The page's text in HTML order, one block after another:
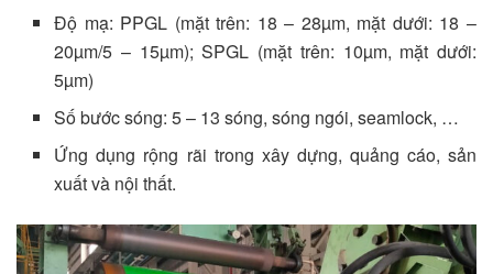
Độ mạ: PPGL (mặt trên: 18 – 28µm, mặt dưới: 18 –
20µm/5 – 15µm); SPGL (mặt trên: 10µm, mặt dưới:
5µm)
Số bước sóng: 5 – 13 sóng, sóng ngói, seamlock, …
Ứng dụng rộng rãi trong xây dựng, quảng cáo, sản
xuất và nội thất.